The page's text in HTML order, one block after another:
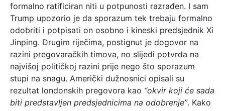
formalno ratificiran niti u potpunosti razrađen. I sam
Trump upozorio je da sporazum tek trebaju formalno
odobriti i potpisati on osobno i kineski predsjednik Xi
Jinping. Drugim riječima, postignut je dogovor na
razini pregovaračkih timova, no slijedi potvrda na
najvišoj političkoj razini prije nego što sporazum
stupi na snagu. Američki dužnosnici opisali su
rezultat londonskih pregovora kao “okvir koji će sada
biti predstavljen predsjednicima na odobrenje”. Kako